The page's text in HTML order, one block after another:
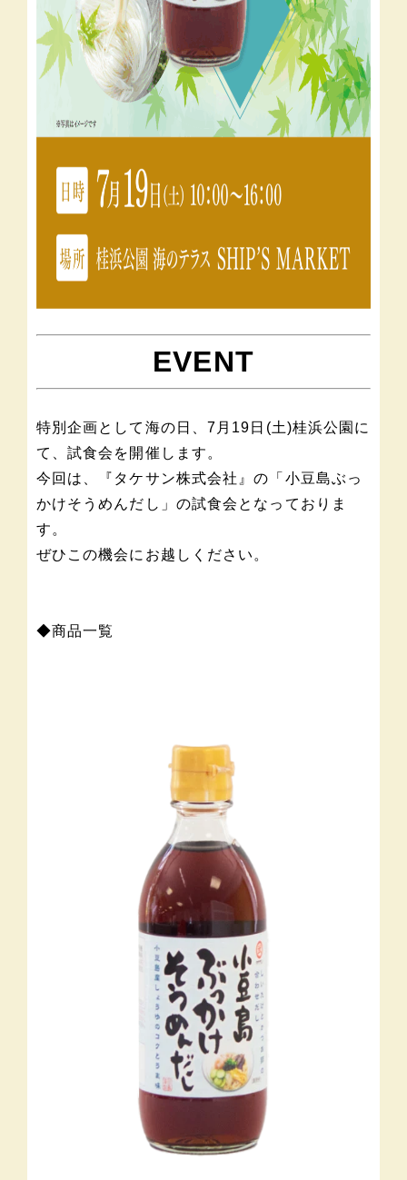
EVENT
特別企画として海の日、7月19日(土)桂浜公園に
て、試食会を開催します。
今回は、『タケサン株式会社』の「小豆島ぶっ
かけそうめんだし」の試食会となっておりま
す。
ぜひこの機会にお越しください。
◆商品一覧